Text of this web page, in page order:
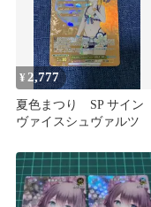
¥ 2,777
夏色まつり SP サイン
ヴァイスシュヴァルツ